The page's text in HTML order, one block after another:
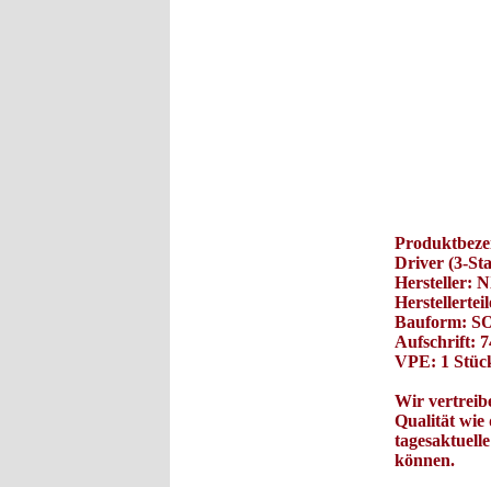
Driver (3-
Hersteller:
Bauform:
Aufschrift:
VPE: 1
Wir
Qualität wie
können.